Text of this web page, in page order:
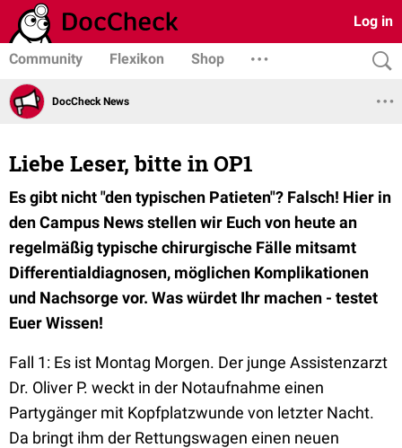
Log in
Community Flexikon Shop
DocCheck News
Liebe Leser, bitte in OP1
Es gibt nicht "den typischen Patieten"? Falsch! Hier in
den Campus News stellen wir Euch von heute an
regelmäßig typische chirurgische Fälle mitsamt
Differentialdiagnosen, möglichen Komplikationen
und Nachsorge vor. Was würdet Ihr machen - testet
Euer Wissen!
Fall 1: Es ist Montag Morgen. Der junge Assistenzarzt
Dr. Oliver P. weckt in der Notaufnahme einen
Partygänger mit Kopfplatzwunde von letzter Nacht.
Da bringt ihm der Rettungswagen einen neuen